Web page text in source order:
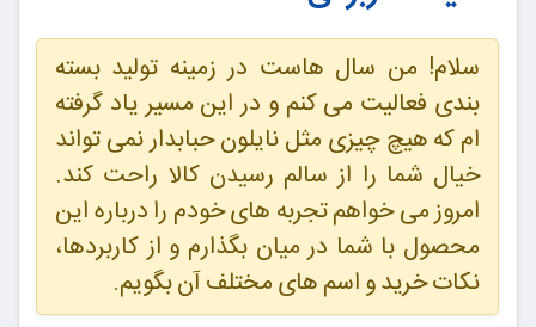
سلام! من سال هاست در زمینه تولید بسته
بندی فعالیت می کنم و در این مسیر یاد گرفته
ام که هیچ چیزی مثل نایلون حبابدار نمی تواند
خیال شما را از سالم رسیدن کالا راحت کند.
امروز می خواهم تجربه های خودم را درباره این
محصول با شما در میان بگذارم و از کاربردها،
نکات خرید و اسم های مختلف آن بگویم.